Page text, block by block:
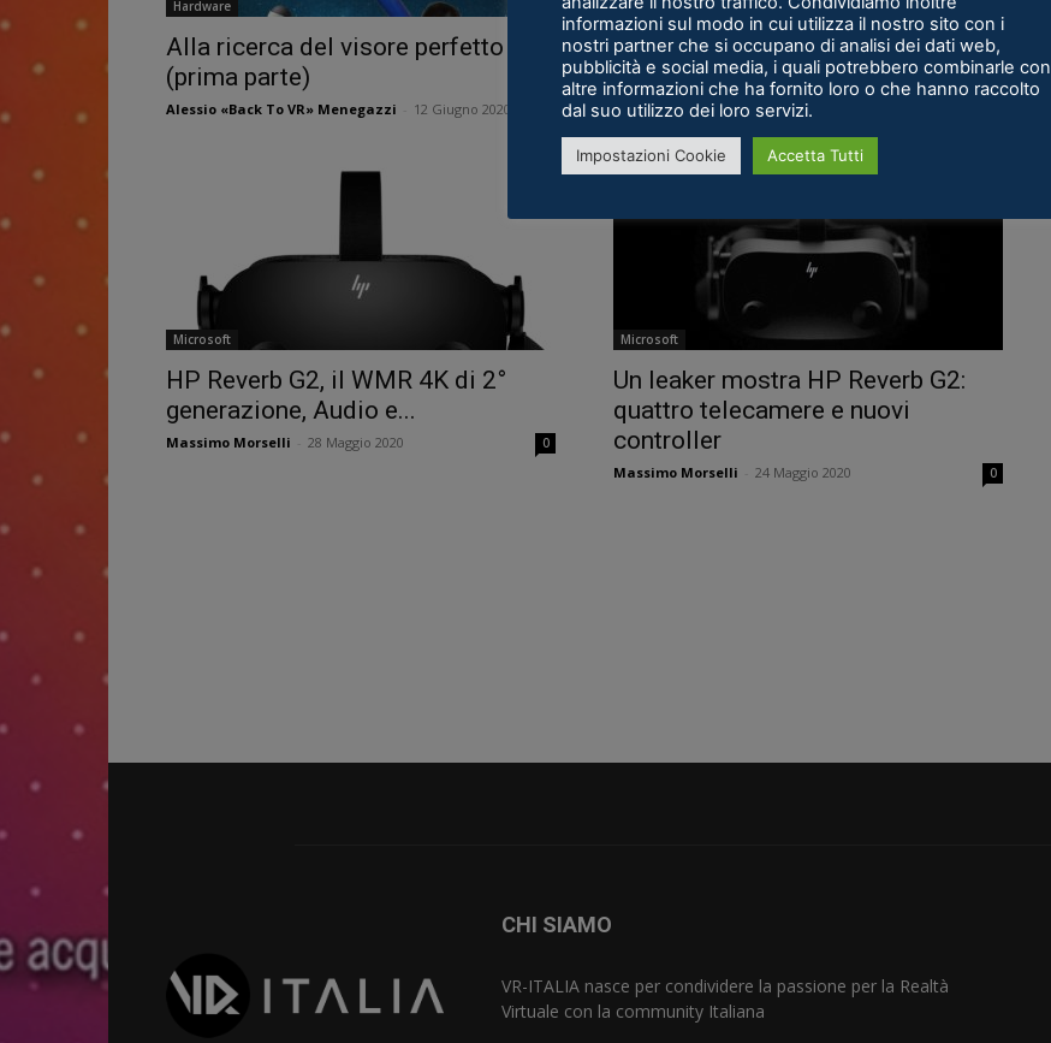
Hardware
Alla ricerca del visore perfetto
(prima parte)
Alessio «Back To VR» Menegazzi 12 Giugno 2020
Notizie
I visori di Varjo sono usati per
addestrare gli astronauti
Alessio «Back To VR» Menegazzi
Microsoft
HP Reverb G2, il WMR 4K di 2°
generazione, Audio e...
Massimo Morselli 28 Maggio 2020 0
Microsoft
Un leaker mostra HP Reverb G2:
quattro telecamere e nuovi
controller
Massimo Morselli 24 Maggio 2020 0
CHI SIAMO
VR-ITALIA nasce per condividere la passione per la Realtà
Virtuale con la community Italiana
informazioni sul modo in cui utilizza il nostro sito con i
nostri partner che si occupano di analisi dei dati web,
pubblicità e social media, i quali potrebbero combinarle con
altre informazioni che ha fornito loro o che hanno raccolto
dal suo utilizzo dei loro servizi.
Impostazioni Cookie Accetta Tutti